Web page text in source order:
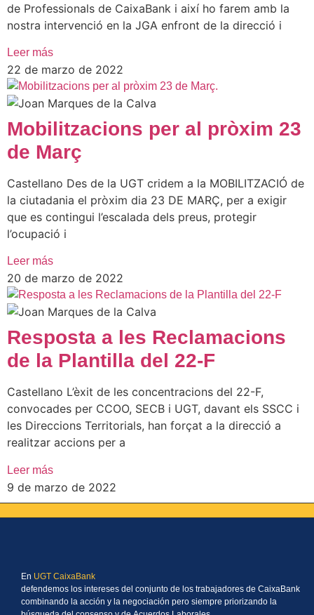
de Professionals de CaixaBank i així ho farem amb la
nostra intervenció en la JGA enfront de la direcció i
Leer más
22 de marzo de 2022
Mobilitzacions per al pròxim 23
de Març
Castellano Des de la UGT cridem a la MOBILITZACIÓ de
la ciutadania el pròxim dia 23 DE MARÇ, per a exigir
que es contingui l’escalada dels preus, protegir
l’ocupació i
Leer más
20 de marzo de 2022
Resposta a les Reclamacions
de la Plantilla del 22-F
Castellano L’èxit de les concentracions del 22-F,
convocades per CCOO, SECB i UGT, davant els SSCC i
les Direccions Territorials, han forçat a la direcció a
realitzar accions per a
Leer más
9 de marzo de 2022
En UGT CaixaBank
defendemos los intereses del conjunto de los trabajadores de CaixaBank
combinando la acción y la negociación pero siempre priorizando la